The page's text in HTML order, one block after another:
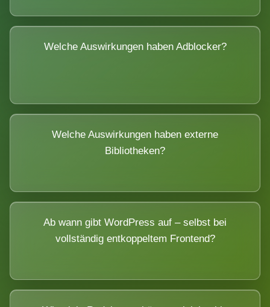
Welche Auswirkungen haben Adblocker?
Welche Auswirkungen haben externe
Bibliotheken?
Ab wann gibt WordPress auf – selbst bei
vollständig entkoppeltem Frontend?